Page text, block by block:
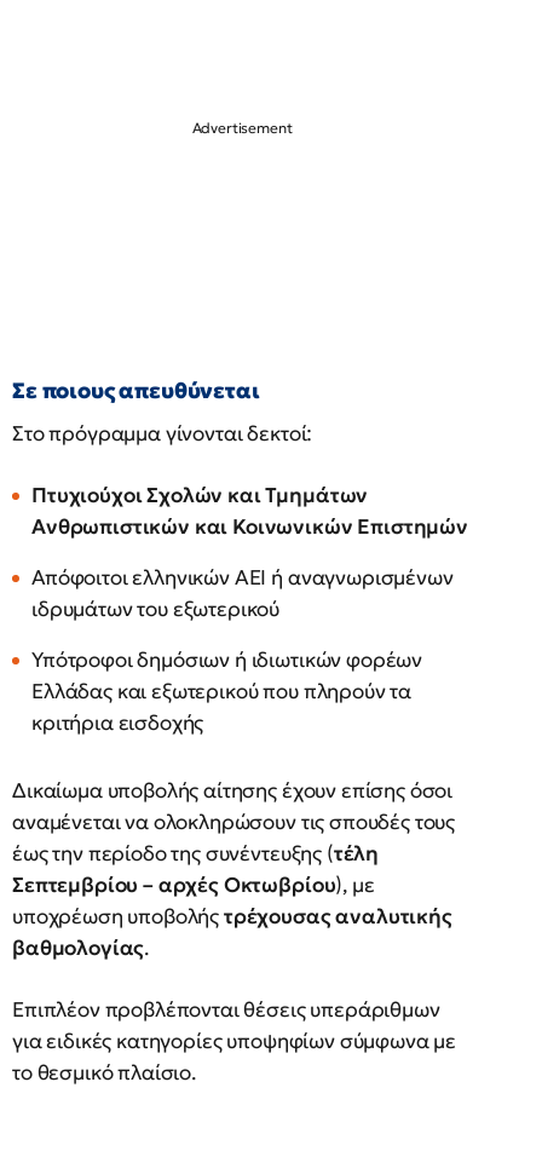
Σε ποιους απευθύνεται
Στο πρόγραμμα γίνονται δεκτοί:
Πτυχιούχοι Σχολών και Τμημάτων
Ανθρωπιστικών και Κοινωνικών Επιστημών
Απόφοιτοι ελληνικών ΑΕΙ ή αναγνωρισμένων
ιδρυμάτων του εξωτερικού
Υπότροφοι δημόσιων ή ιδιωτικών φορέων
Ελλάδας και εξωτερικού που πληρούν τα
κριτήρια εισδοχής
Δικαίωμα υποβολής αίτησης έχουν επίσης όσοι
αναμένεται να ολοκληρώσουν τις σπουδές τους
έως την περίοδο της συνέντευξης (τέλη
Σεπτεμβρίου – αρχές Οκτωβρίου), με
υποχρέωση υποβολήςτρέχουσας αναλυτικής
βαθμολογίας.
Επιπλέον προβλέπονται θέσεις υπεράριθμων
για ειδικές κατηγορίες υποψηφίων σύμφωνα με
το θεσμικό πλαίσιο.